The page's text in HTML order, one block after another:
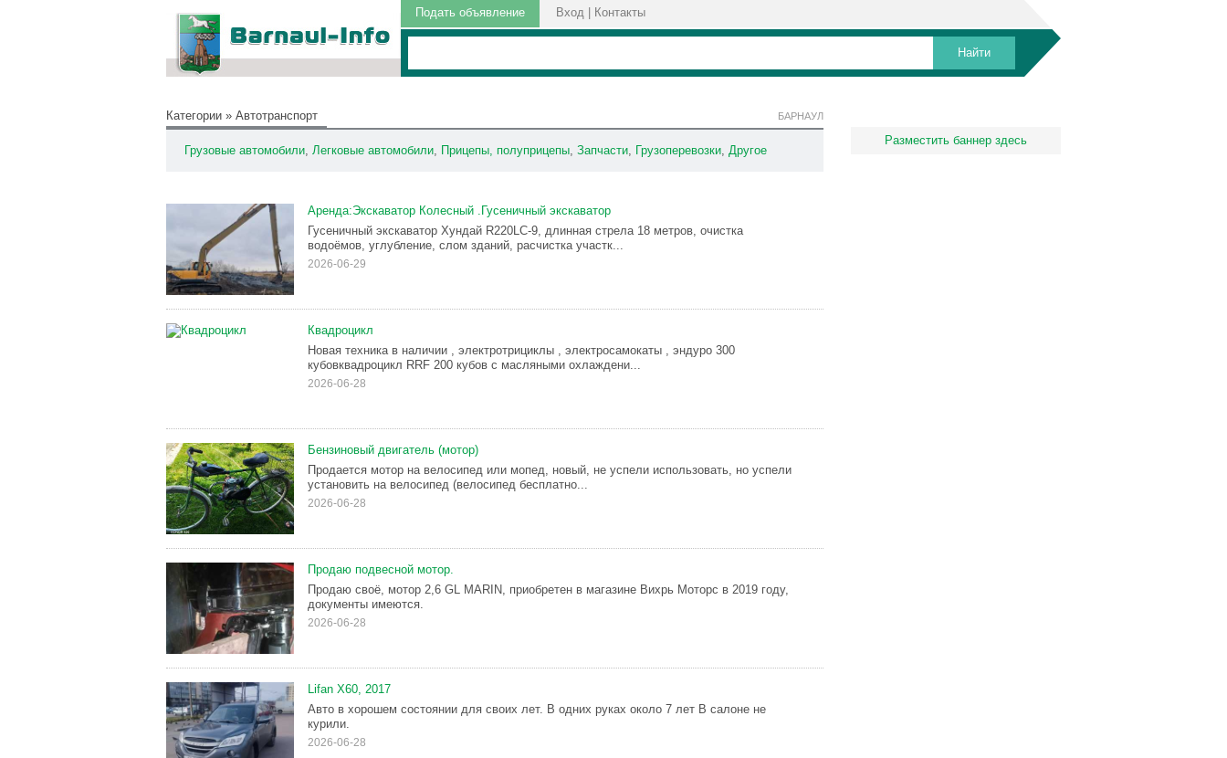
Подать объявление Вход Контакты
Категории » Автотранспорт БАРНАУЛ
Грузовые автомобили, Легковые автомобили, Прицепы, полуприцепы, Запчасти, Грузоперевозки, Другое
Аренда:Экскаватор Колесный .Гусеничный экскаватор
Гусеничный экскаватор Хундай R220LC-9, длинная стрела 18 метров, очистка
водоёмов, углубление, слом зданий, расчистка участк...
2026-06-29
Квадроцикл
Новая техника в наличии , электротрициклы , электросамокаты , эндуро 300
кубовквадроцикл RRF 200 кубов с масляными охлаждени...
2026-06-28
Бензиновый двигатель (мотор)
Продается мотор на велосипед или мопед, новый, не успели использовать, но успели
установить на велосипед (велосипед бесплатно...
2026-06-28
Продаю подвесной мотор.
Продаю своё, мотор 2,6 GL MARIN, приобретен в магазине Вихрь Моторс в 2019 году,
документы имеются.
2026-06-28
Lifan X60, 2017
Авто в хорошем состоянии для своих лет. В одних руках около 7 лет В салоне не
курили.
2026-06-28
Разместить баннер здесь